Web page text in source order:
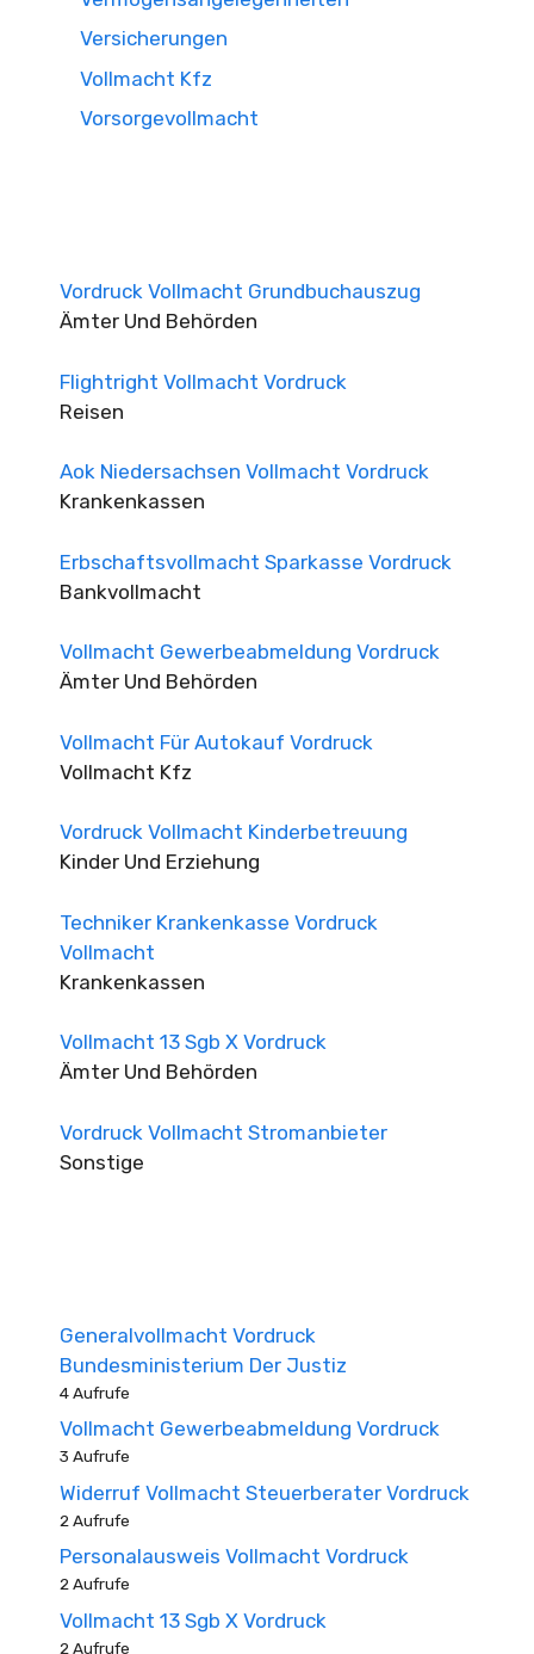
Versicherungen
Vollmacht Kfz
Vorsorgevollmacht
Vordruck Vollmacht Grundbuchauszug
Ämter Und Behörden
Flightright Vollmacht Vordruck
Reisen
Aok Niedersachsen Vollmacht Vordruck
Krankenkassen
Erbschaftsvollmacht Sparkasse Vordruck
Bankvollmacht
Vollmacht Gewerbeabmeldung Vordruck
Ämter Und Behörden
Vollmacht Für Autokauf Vordruck
Vollmacht Kfz
Vordruck Vollmacht Kinderbetreuung
Kinder Und Erziehung
Techniker Krankenkasse Vordruck
Vollmacht
Krankenkassen
Vollmacht 13 Sgb X Vordruck
Ämter Und Behörden
Vordruck Vollmacht Stromanbieter
Sonstige
Generalvollmacht Vordruck
Bundesministerium Der Justiz
4 Aufrufe
Vollmacht Gewerbeabmeldung Vordruck
3 Aufrufe
Widerruf Vollmacht Steuerberater Vordruck
2 Aufrufe
Personalausweis Vollmacht Vordruck
2 Aufrufe
Vollmacht 13 Sgb X Vordruck
2 Aufrufe